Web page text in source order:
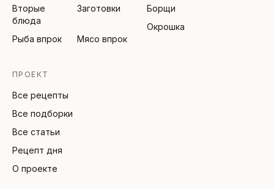
Вторые
блюда
Заготовки
Рыба впрок Мясо впрок
Борщи
Окрошка
ПРОЕКТ
Все рецепты
Все подборки
Все статьи
Рецепт дня
О проекте